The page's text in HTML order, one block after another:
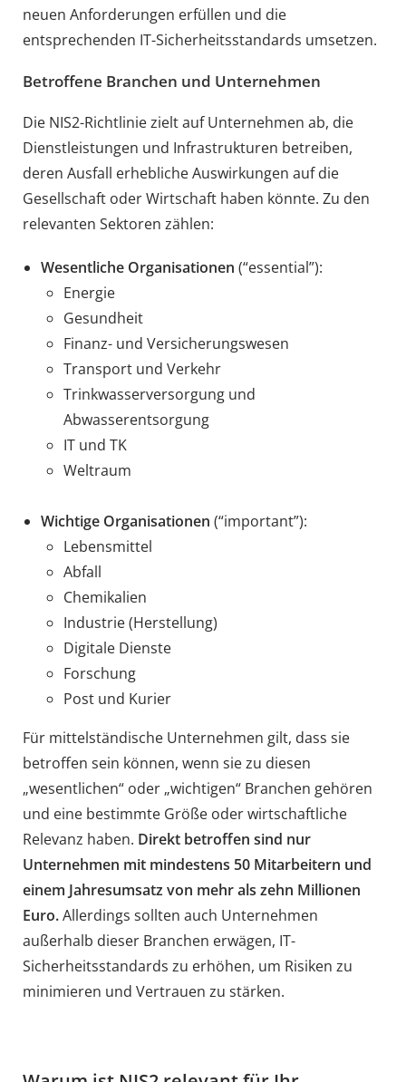
neuen Anforderungen erfüllen und die
entsprechenden IT-Sicherheitsstandards umsetzen.
Betroffene Branchen und Unternehmen
Die NIS2-Richtlinie zielt auf Unternehmen ab, die
Dienstleistungen und Infrastrukturen betreiben,
deren Ausfall erhebliche Auswirkungen auf die
Gesellschaft oder Wirtschaft haben könnte. Zu den
relevanten Sektoren zählen:
Wesentliche Organisationen (“essential”):
Energie
Gesundheit
Finanz- und Versicherungswesen
Transport und Verkehr
Trinkwasserversorgung und
Abwasserentsorgung
IT und TK
Weltraum
Wichtige Organisationen (“important”):
Lebensmittel
Abfall
Chemikalien
Industrie (Herstellung)
Digitale Dienste
Forschung
Post und Kurier
Für mittelständische Unternehmen gilt, dass sie
betroffen sein können, wenn sie zu diesen
„wesentlichen“ oder „wichtigen“ Branchen gehören
und eine bestimmte Größe oder wirtschaftliche
Relevanz haben. Direkt betroffen sind nur
Unternehmen mit mindestens 50 Mitarbeitern und
einem Jahresumsatz von mehr als zehn Millionen
Euro.Allerdings sollten auch Unternehmen
außerhalb dieser Branchen erwägen, IT-
Sicherheitsstandards zu erhöhen, um Risiken zu
minimieren und Vertrauen zu stärken.